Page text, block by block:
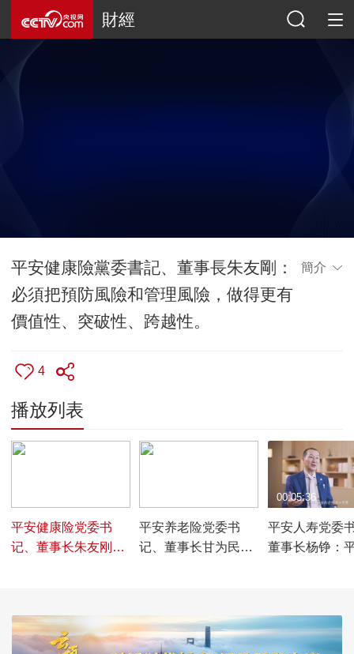
財經
平安健康險黨委書記、董事長朱友剛：
必須把預防風險和管理風險，做得更有
價值性、突破性、跨越性。
簡介
4
播放列表
平安健康险党委书
记、董事长朱友刚：
性。
平安养老险党委书
记、董事长甘为民：
平安人寿党委
董事长杨铮：
00:05:36